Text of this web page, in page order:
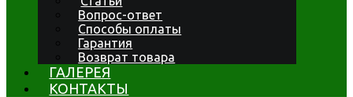
Вопрос-ответ
Способы оплаты
Гарантия
Возврат товара
ГАЛЕРЕЯ
КОНТАКТЫ